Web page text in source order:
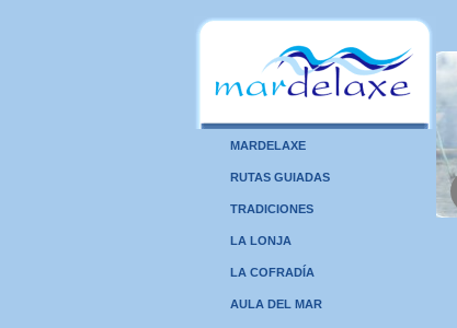
MARDELAXE
RUTAS GUIADAS
TRADICIONES
LA LONJA
LA COFRADÍA
AULA DEL MAR